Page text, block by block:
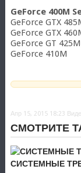
GeForce 400M
GeForce GTX
GeForce GTX
GeForce GT
GeForce 410M
Апр 15, 2015 18:23
СМОТРИТЕ
СИСТЕМНЫЕ